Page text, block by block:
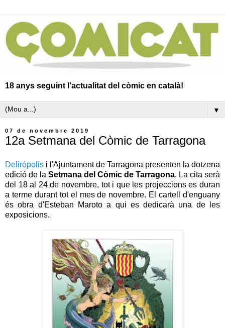
18 anys seguint l'actualitat del còmic en català!
▼
07 de novembre 2019
12a Setmana del Còmic de Tarragona
Delirópolis i l'Ajuntament de Tarragona presenten la dotzena
edició de la Setmana del Còmic de Tarragona. La cita serà
del 18 al 24 de novembre, tot i que les projeccions es duran
a terme durant tot el mes de novembre. El cartell d'enguany
és obra d'Esteban Maroto a qui es dedicarà una de les
exposicions.